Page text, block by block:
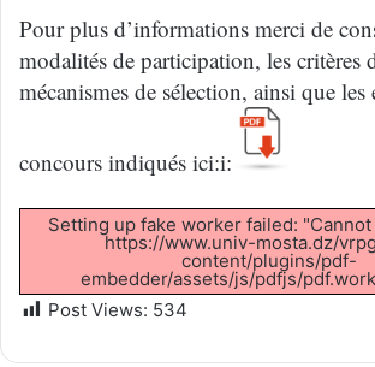
Pour plus d’informations merci de
modalités de participation, les critères
mécanismes de sélection, ainsi que les
concours indiqués ici:i:
Setting up fake worker failed:
https://www.univ-mosta.dz/
content/plugins/pdf-
embedder/assets/js/pdfjs/
Post Views: 534